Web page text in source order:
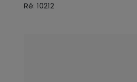
Ré: 10212